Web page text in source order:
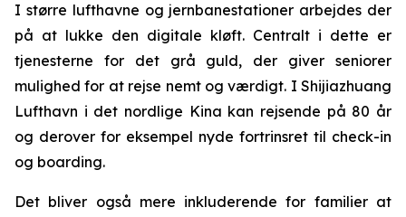
I større lufthavne og jernbanestationer arbejdes der
på at lukke den digitale kløft. Centralt i dette er
tjenesterne for det grå guld, der giver seniorer
mulighed for at rejse nemt og værdigt. I Shijiazhuang
Lufthavn i det nordlige Kina kan rejsende på 80 år
og derover for eksempel nyde fortrinsret til check-in
og boarding.
Det bliver også mere inkluderende for familier at